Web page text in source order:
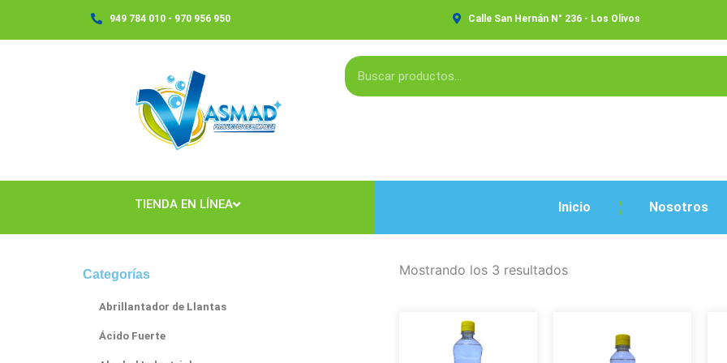
949 784 010 - 970 956 950 Calle San Hernán N° 236 - Los Olivos
TIENDA EN LÍNEA Inicio Nosotros
Categorías
Abrillantador de Llantas
Ácido Fuerte
Mostrando los 3 resultados